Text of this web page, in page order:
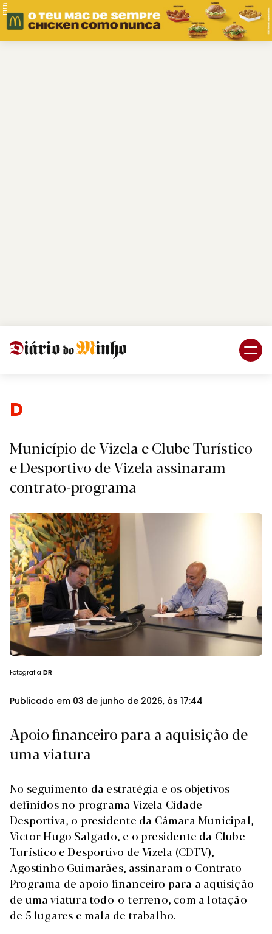
PUB.
Desporto.
Município de Vizela e Clube Turístico
e Desportivo de Vizela assinaram
contrato-programa
Fotografia DR
Publicado em 03 de junho de 2026, às 17:44
Apoio financeiro para a aquisição de
uma viatura
No seguimento da estratégia e os objetivos
definidos no programa Vizela Cidade
Desportiva, o presidente da Câmara Municipal,
Victor Hugo Salgado, e o presidente da Clube
Turístico e Desportivo de Vizela (CDTV),
Agostinho Guimarães, assinaram o Contrato-
Programa de apoio financeiro para a aquisição
de uma viatura todo-o-terreno, com a lotação
de 5 lugares e mala de trabalho.